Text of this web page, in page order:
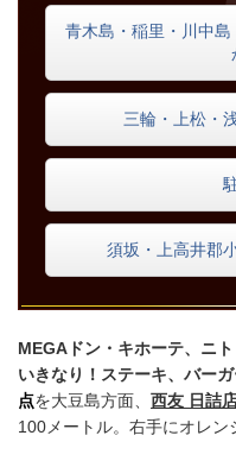
青木島・稲里・川中
三輪・上松・
須坂・上高井郡
MEGAドン・キホーテ、ニ
いきなり！ステーキ、バー
点を大豆島方面、 西友 日詰
100メートル。右手にオレン